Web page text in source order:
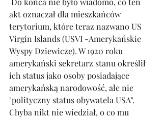
akt oznaczał dla mieszkańców
terytorium, które teraz nazwano US
Virgin Islands (USVI -Amerykańskie
Wyspy Dziewicze). W 1920 roku
amerykański sekretarz stanu określił
ich status jako osoby posiadające
amerykańską narodowość, ale nie
"polityczny status obywatela USA".
Chyba nikt nie wiedział, o co mu